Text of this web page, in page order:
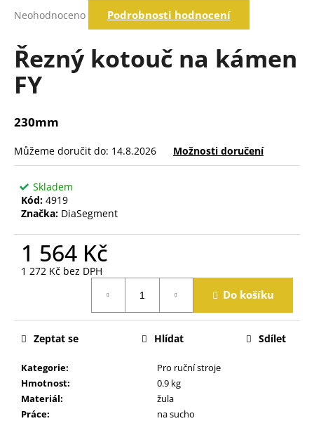
hodnocení
je
0,0
Neohodnoceno Podrobnosti hodnocení
Řezný kotouč na kámen
FY
230mm
Můžeme doručit do: 14.8.2026 Možnosti doručení
Skladem
Kód: 4919
Značka: DiaSegment
1 564 Kč
1 272 Kč bez DPH
Do košíku
Kategorie:
Pro ruční stroje
Hmotnost:
0.9 kg
Materiál:
žula
Práce:
na sucho
Zeptat se Hlídat Sdílet
Hledat
o
o
r
u
u
m
e